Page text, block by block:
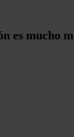
es mucho